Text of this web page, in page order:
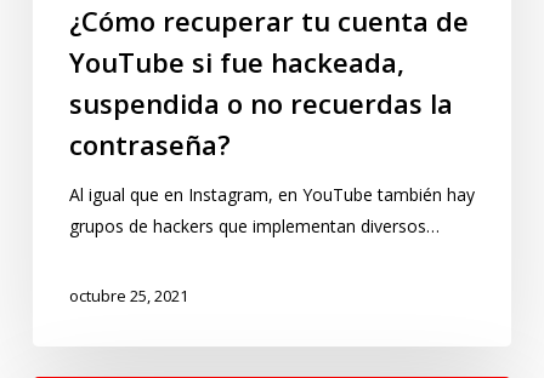
¿Cómo recuperar tu cuenta de
YouTube si fue hackeada,
suspendida o no recuerdas la
contraseña?
Al igual que en Instagram, en YouTube también hay
grupos de hackers que implementan diversos…
octubre 25, 2021